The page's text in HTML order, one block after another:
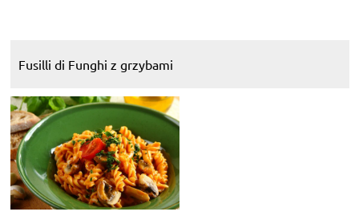
Fusilli di Funghi z grzybami